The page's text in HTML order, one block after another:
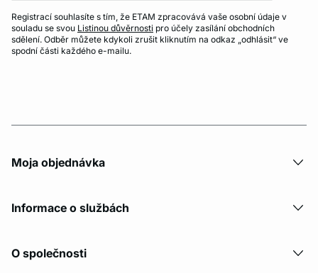
Registrací souhlasíte s tím, že ETAM zpracovává vaše osobní údaje v
souladu se svou Listinou důvěrnosti pro účely zasílání obchodních
sdělení. Odběr můžete kdykoli zrušit kliknutím na odkaz „odhlásit“ ve
spodní části každého e-mailu.
Moja objednávka
Informace o službách
O společnosti